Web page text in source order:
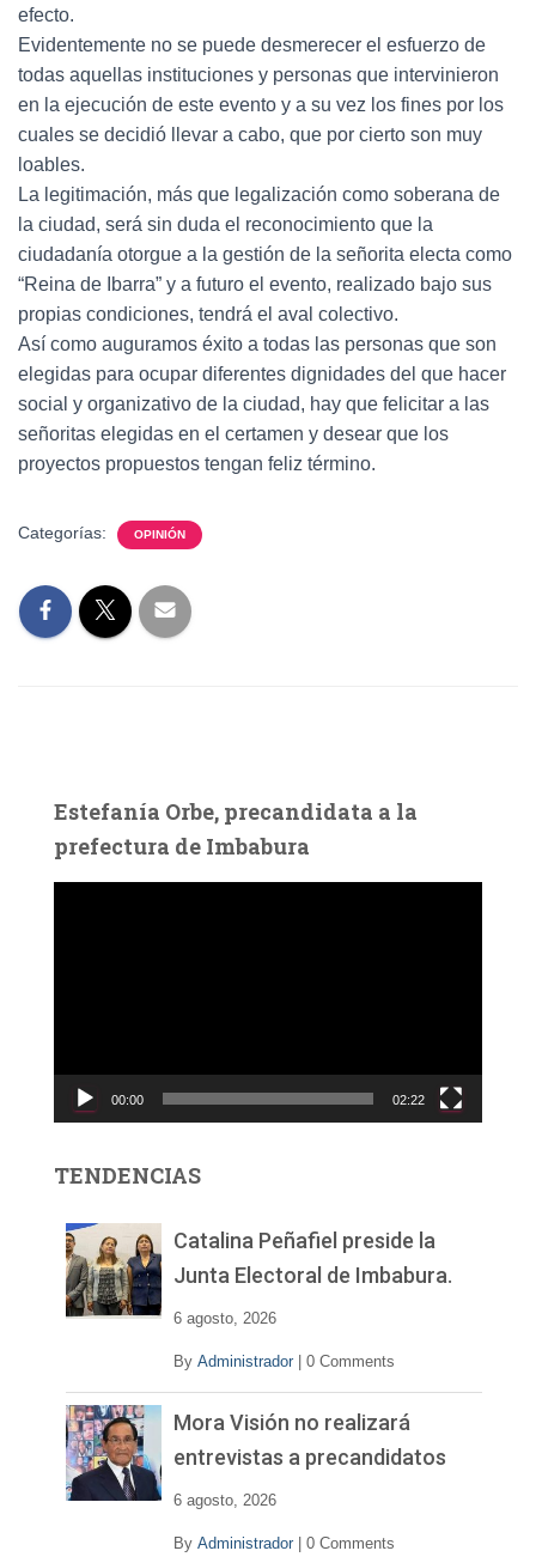
efecto.
Evidentemente no se puede desmerecer el esfuerzo de
todas aquellas instituciones y personas que intervinieron
en la ejecución de este evento y a su vez los fines por los
cuales se decidió llevar a cabo, que por cierto son muy
loables.
La legitimación, más que legalización como soberana de
la ciudad, será sin duda el reconocimiento que la
ciudadanía otorgue a la gestión de la señorita electa como
“Reina de Ibarra” y a futuro el evento, realizado bajo sus
propias condiciones, tendrá el aval colectivo.
Así como auguramos éxito a todas las personas que son
elegidas para ocupar diferentes dignidades del que hacer
social y organizativo de la ciudad, hay que felicitar a las
señoritas elegidas en el certamen y desear que los
proyectos propuestos tengan feliz término.
Categorías: OPINIÓN
Estefanía Orbe, precandidata a la
prefectura de Imbabura
c
d
00:00 02:22
TENDENCIAS
Catalina Peñafiel preside la
Junta Electoral de Imbabura.
6 agosto, 2026
By Administrador 0 Comments
Mora Visión no realizará
entrevistas a precandidatos
6 agosto, 2026
By Administrador 0 Comments